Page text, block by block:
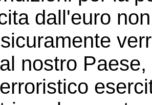
dall'euro
nostro